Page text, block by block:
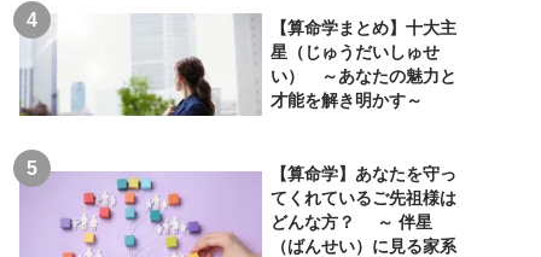
【算命学まとめ】十大主
星（じゅうだいしゅせ
い） ～あなたの魅力と
才能を解き明かす～
【算命学】あなたを守っ
てくれているご先祖様は
どんな方？ ～ 伴星
（ばんせい）に見る家系